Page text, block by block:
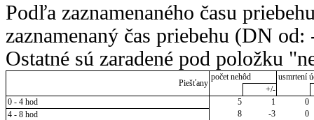
Podľa zaznamenaného času
zaznamenaný čas priebehu (DN
Ostatné sú zaradené pod položku
Piešťany
počet nehôd
usmrtení
+/-
0 - 4 hod
5 1
0
4 - 8 hod
8 -3
0